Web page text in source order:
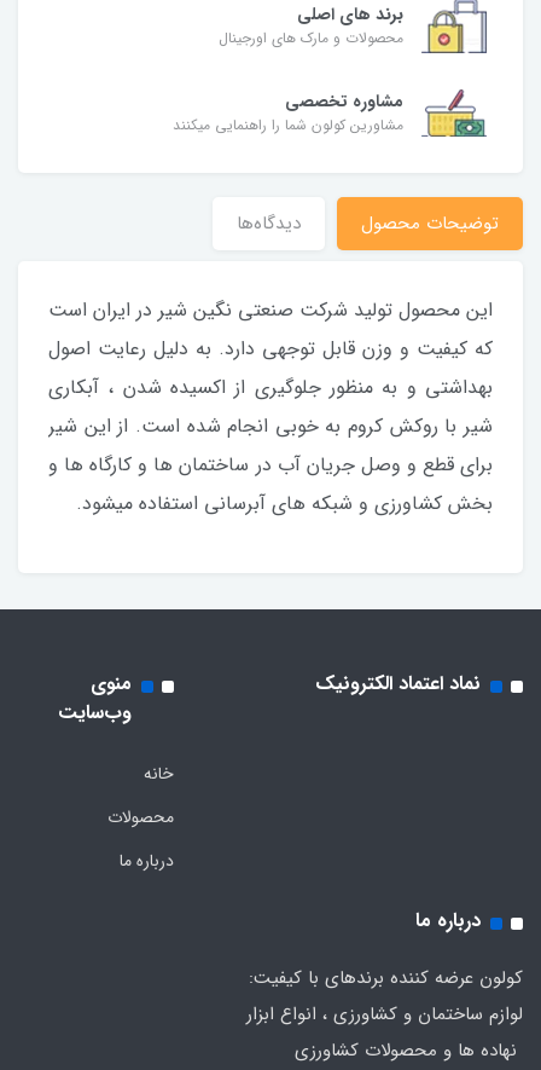
برند های اصلی
محصولات و مارک های اورجینال
مشاوره تخصصی
مشاورین کولون شما را راهنمایی میکنند
توضیحات محصول دیدگاه‌ها
این محصول تولید شرکت صنعتی نگین شیر در ایران است
که کیفیت و وزن قابل توجهی دارد. به دلیل رعایت اصول
بهداشتی و به منظور جلوگیری از اکسیده شدن ، آبکاری
شیر با روکش کروم به خوبی انجام شده است. از این شیر
برای قطع و وصل جریان آب در ساختمان ها و کارگاه ها و
بخش کشاورزی و شبکه های آبرسانی استفاده میشود.
نماد اعتماد الکترونیک
منوی
وب‌سایت
خانه
محصولات
درباره ما
درباره ما
کولون عرضه کننده برندهای با کیفیت:
لوازم ساختمان و کشاورزی ، انواع ابزار
نهاده ها و محصولات کشاورزی